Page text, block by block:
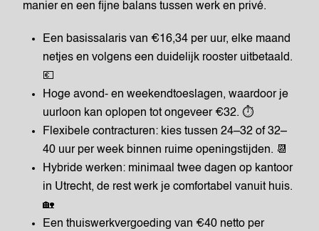
manier en een fijne balans tussen werk en privé.
Een basissalaris van €16,34 per uur, elke maand
netjes en volgens een duidelijk rooster uitbetaald.
💶
Hoge avond- en weekendtoeslagen, waardoor je
uurloon kan oplopen tot ongeveer €32. ⏱️
Flexibele contracturen: kies tussen 24–32 of 32–
40 uur per week binnen ruime openingstijden. 📆
Hybride werken: minimaal twee dagen op kantoor
in Utrecht, de rest werk je comfortabel vanuit huis.
🏡
Een thuiswerkvergoeding van €40 netto per